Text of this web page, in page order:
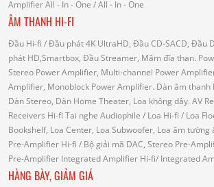
AmplifierAll - In - One / All - In - One
ÂM THANH HI-FI
Đầu Hi-fi / Đầu phát 4K UltraHD, Đầu CD-SACD, Đầu
phát HD,Smartbox, Đầu Streamer, Mâm đĩa than.
Stereo Power Amplifier, Multi-channel Power
Amplifier, Monoblock Power Amplifier. Dàn âm thanh
Dàn Stereo, Dàn Home Theater, Loa không dây. AV
Receivers Hi-fi Tai nghe Audiophile / Loa Hi-fi / Loa
Bookshelf, Loa Center, Loa Subwoofer, Loa âm tường
Pre-Amplifier Hi-fi / Bộ giải mã DAC, Stereo Pre-
Pre-Amplifier Integrated Amplifier Hi-fi/ Integrated
HÀNG BÀY, GIẢM GIÁ